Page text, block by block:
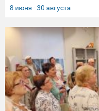
выполнены мастерами и
сотрудниками Дома народного
8 июня - 30 августа